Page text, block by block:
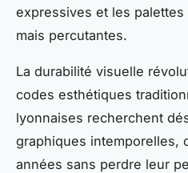
expressives et les
mais percutantes.
La durabilité visuelle
codes esthétiques
lyonnaises recherchent
graphiques intemporelles,
années sans perdre leur